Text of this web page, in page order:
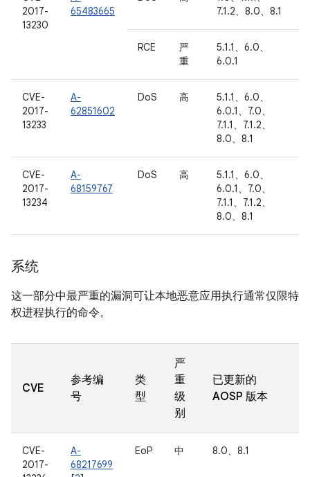
2017-
13230
65483665
7.1.2、8.0、8.1
RCE
严
重
5.1.1、6.0、
6.0.1
CVE-
2017-
13233
A-
62851602
DoS 高
5.1.1、6.0、
6.0.1、7.0、
7.1.1、7.1.2、
8.0、8.1
CVE-
2017-
13234
A-
68159767
DoS 高
5.1.1、6.0、
6.0.1、7.0、
7.1.1、7.1.2、
8.0、8.1
系统
这一部分中最严重的漏洞可让本地恶意应用执行通常仅限特
权进程执行的命令。
CVE
参考编
号
类
型
严
重
级
别
已更新的
AOSP 版本
CVE-
2017-
A-
68217699
EoP 中 8.0、8.1